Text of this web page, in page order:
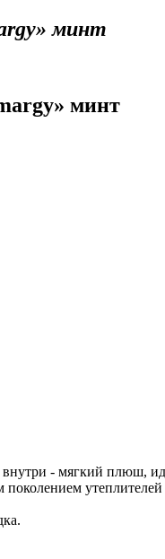
минт
минт
- мягкий плюш,
утеплителей